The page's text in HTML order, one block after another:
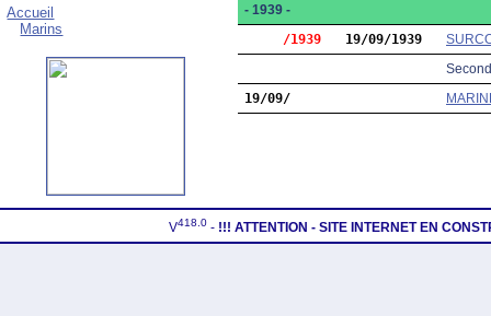
Accueil
Marins
- 1939 -
     /1939
19/09/1939
19/09/
V418.0 - !!! ATTENTION - SITE INTERNET EN